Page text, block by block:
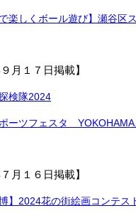
で楽しくボール遊び】瀬谷区
月１７日掲載】
検隊2024
ーツフェスタ
月１６日掲載】
博】2024花の街絵画コンテス